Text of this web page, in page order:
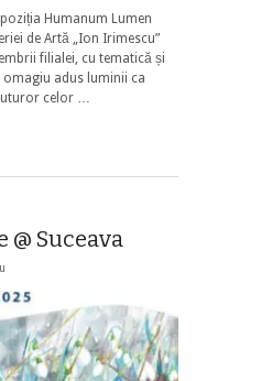
Humanum Lumen
de Artă „Ion Irimescu”
filialei, cu tematică și
omagiu adus luminii ca
celor …
Suceava